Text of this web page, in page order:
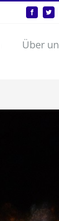
Facebook
Über